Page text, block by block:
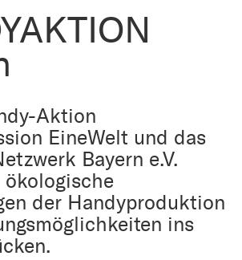
Aktion
EineWelt und das
Bayern e.V.
ökologische
der Handyproduktion
ins
Geld
PUK
der Kirche
der Schule
Missbrauch
Gesellschaft